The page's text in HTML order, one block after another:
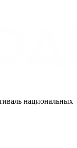
национальных